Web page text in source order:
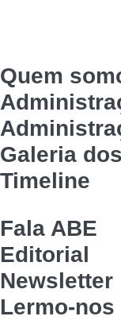
Quem
Galeria
Timeline
Fala ABE
Editorial
Newsletter
Lermo-nos